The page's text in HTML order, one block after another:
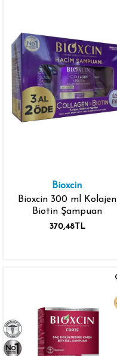
Bioxcin
Bioxcin 300 ml Kolajen
Biotin Şampuan
370,48TL